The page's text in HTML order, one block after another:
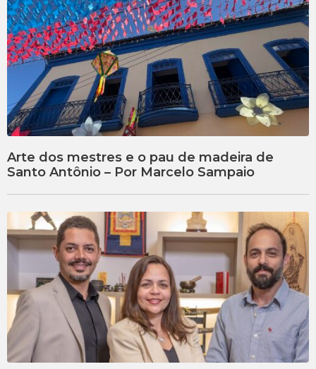
Arte dos mestres e o pau de madeira de
Santo Antônio – Por Marcelo Sampaio